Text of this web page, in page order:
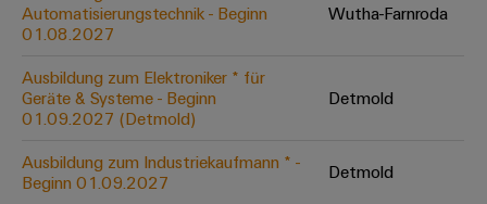
Verbindungslösungen
für
Konventionelle
Energieerzeugung
Zukunftssicherheit
für
bewährte
Systeme
Lösungen
Dezentrale
Automatisierung
Elektronikgehäuse
Blitz-
und
Überspannungsschutz
PV
Technischer
Support
Umweltbezogene
Produktkonformität
Engineering
Daten
Pressekontakt
Unsere
Offene
Ausbildungs-
und
Studienplätze
Automatisierungstechnik - Beginn
01.08.2027
Wutha-Farnroda
Ausbildung zum Elektroniker * für
Geräte & Systeme - Beginn
01.09.2027 (Detmold)
Detmold
Ausbildung zum Industriekaufmann * -
Beginn 01.09.2027
Detmold